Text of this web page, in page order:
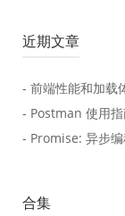
近期文章
- 前端性能和加载
- Postman 使用
- Promise: 异步
合集